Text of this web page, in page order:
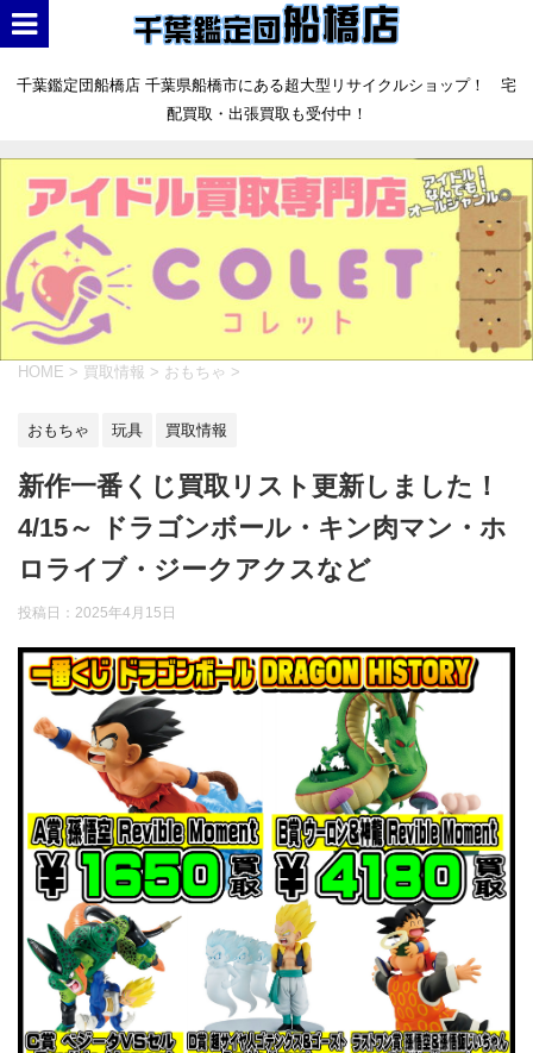
千葉鑑定団船橋店 千葉県船橋市にある超大型リサイクルショップ！ 宅
配買取・出張買取も受付中！
HOME > 買取情報 > おもちゃ >
おもちゃ 玩具 買取情報
新作一番くじ買取リスト更新しました！
4/15～ ドラゴンボール・キン肉マン・ホ
ロライブ・ジークアクスなど
投稿日： 2025年4月15日